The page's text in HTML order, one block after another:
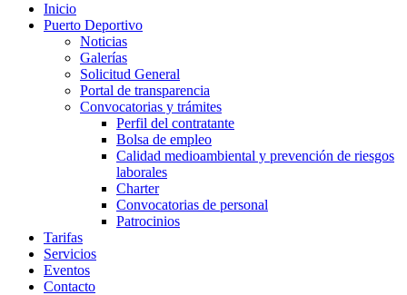
Inicio
Puerto Deportivo
Noticias
Galerías
Solicitud General
Portal de transparencia
Convocatorias y trámites
Perfil del contratante
Bolsa de empleo
Calidad medioambiental y prevención de riesgos
laborales
Charter
Convocatorias de personal
Patrocinios
Tarifas
Servicios
Eventos
Contacto